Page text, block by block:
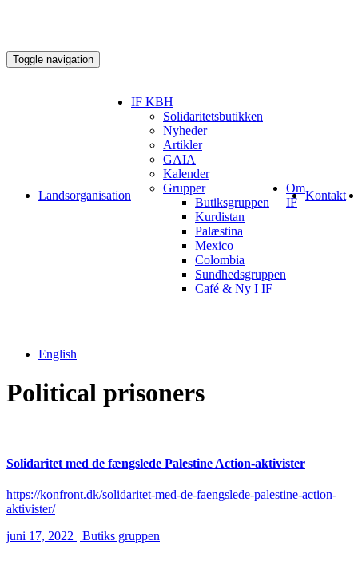
Toggle navigation
Landsorganisation
IF KBH
Solidaritetsbutikken
Nyheder
Artikler
GAIA
Kalender
Grupper
Butiksgruppen
Kurdistan
Palæstina
Mexico
Colombia
Sundhedsgruppen
Café & Ny I IF
Om
IF
Kontakt
English
Political prisoners
Solidaritet med de fængslede Palestine Action-aktivister
https://konfront.dk/solidaritet-med-de-faengslede-palestine-action-
aktivister/
juni 17, 2022 | Butiks gruppen